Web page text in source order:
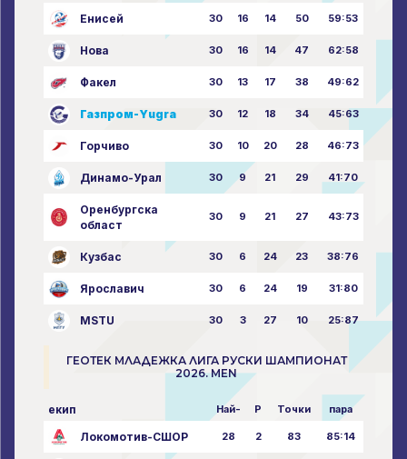
Енисей 30 16 14 50 59:53
Нова 30 16 14 47 62:58
Факел 30 13 17 38 49:62
Газпром-Yugra 30 12 18 34 45:63
Горчиво 30 10 20 28 46:73
Динамо-Урал 30 9 21 29 41:70
Оренбургска
област
30 9 21 27 43:73
Кузбас 30 6 24 23 38:76
Ярославич 30 6 24 19 31:80
MSTU 30 3 27 10 25:87
ГЕОТЕК МЛАДЕЖКА ЛИГА РУСКИ ШАМПИОНАТ
2026. MEN
екип Най- P Точки пара
Локомотив-СШОР 28 2 83 85:14